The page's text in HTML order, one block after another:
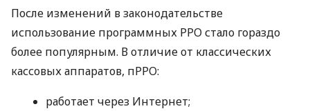
После изменений в законодательстве
использование программных РРО стало гораздо
более популярным. В отличие от классических
кассовых аппаратов, пРРО:
работает через Интернет;